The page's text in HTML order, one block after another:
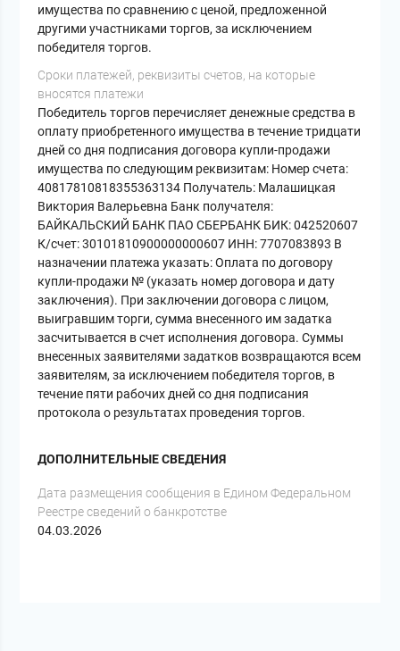
имущества по сравнению с ценой, предложенной
другими участниками торгов, за исключением
победителя торгов.
Сроки платежей, реквизиты счетов, на которые
вносятся платежи
Победитель торгов перечисляет денежные средства в
оплату приобретенного имущества в течение тридцати
дней со дня подписания договора купли-продажи
имущества по следующим реквизитам: Номер счета:
40817810818355363134 Получатель: Малашицкая
Виктория Валерьевна Банк получателя:
БАЙКАЛЬСКИЙ БАНК ПАО СБЕРБАНК БИК: 042520607
К/счет: 30101810900000000607 ИНН: 7707083893 В
назначении платежа указать: Оплата по договору
купли-продажи № (указать номер договора и дату
заключения). При заключении договора с лицом,
выигравшим торги, сумма внесенного им задатка
засчитывается в счет исполнения договора. Суммы
внесенных заявителями задатков возвращаются всем
заявителям, за исключением победителя торгов, в
течение пяти рабочих дней со дня подписания
протокола о результатах проведения торгов.
ДОПОЛНИТЕЛЬНЫЕ СВЕДЕНИЯ
Дата размещения сообщения в Едином Федеральном
Реестре сведений о банкротстве
04.03.2026